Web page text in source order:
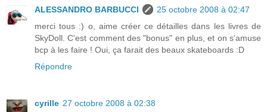
ALESSANDRO BARBUCCI
25 octobre 2008 à 02:47
merci tous :) o, aime créer ce détailles dans les livres de
SkyDoll. C'est comment des "bonus" en plus, et on s'amuse
bcp à les faire ! Oui, ça farait des beaux skateboards :D
Répondre
cyrille 27 octobre 2008 à 02:38